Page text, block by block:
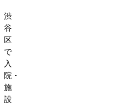
渋
谷
区
で
入
院・
施
設